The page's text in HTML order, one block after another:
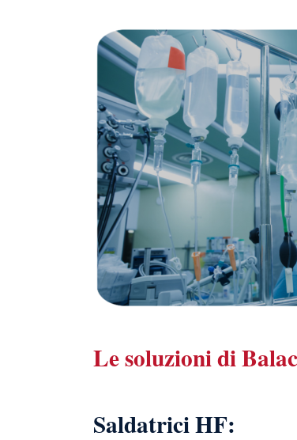
Le soluzioni di
Saldatrici HF: